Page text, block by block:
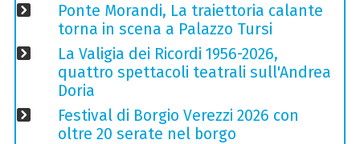
Ponte Morandi, La traiettoria calante
torna in scena a Palazzo Tursi
La Valigia dei Ricordi 1956-2026,
quattro spettacoli teatrali sull'Andrea
Doria
Festival di Borgio Verezzi 2026 con
oltre 20 serate nel borgo